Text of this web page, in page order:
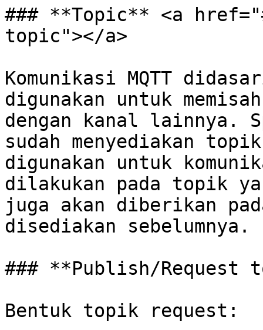
### **Topic** <a
topic"></a>
Komunikasi MQTT
digunakan untuk
dengan kanal lainnya.
sudah menyediakan
digunakan untuk
dilakukan pada topik
juga akan diberikan
disediakan sebelumnya.
### **Publish/Request
Bentuk topik request: